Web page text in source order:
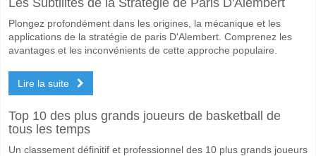
Plongez profondément dans les origines, la mécanique et les
applications de la stratégie de paris D'Alembert. Comprenez les
avantages et les inconvénients de cette approche populaire.
Lire la suite
Top 10 des plus grands joueurs de basketball de
tous les temps
Un classement définitif et professionnel des 10 plus grands joueurs